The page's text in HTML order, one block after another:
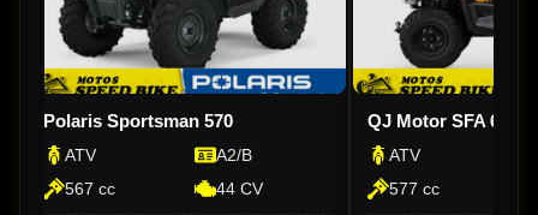
Polaris Sportsman 570
ATV
A2/B
567 cc
44 CV
QJ Motor SFA 600
ATV
577 cc